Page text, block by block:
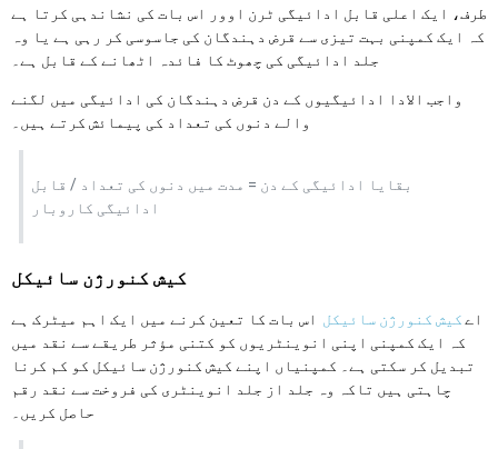
طرف، ایک اعلی قابل ادائیگی ٹرن اوور اس بات کی نشاندہی کرتا ہے
کہ ایک کمپنی بہت تیزی سے قرض دہندگان کی جاسوسی کر رہی ہے یا وہ
جلد ادائیگی کی چھوٹ کا فائدہ اٹھانے کے قابل ہے۔
واجب الادا ادائیگیوں کے دن قرض دہندگان کی ادائیگی میں لگنے
والے دنوں کی تعداد کی پیمائش کرتے ہیں۔
بقایا ادائیگی کے دن = مدت میں دنوں کی تعداد / قابل
ادائیگی کاروبار
کیش کنورژن سائیکل
اے کیش کنورژن سائیکل اس بات کا تعین کرنے میں ایک اہم میٹرک ہے
کہ ایک کمپنی اپنی انوینٹریوں کو کتنی مؤثر طریقے سے نقد میں
تبدیل کر سکتی ہے۔ کمپنیاں اپنے کیش کنورژن سائیکل کو کم کرنا
چاہتی ہیں تاکہ وہ جلد از جلد انوینٹری کی فروخت سے نقد رقم
حاصل کریں۔